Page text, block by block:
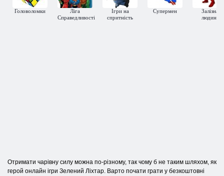
Головоломки
Ліга
Справедливості
Ігри на
спритність
Супермен
Залізна
людина
Отримати чарівну силу можна по-різному, так чому б не таким шляхом, як
герой онлайн ігри Зелений Ліхтар. Варто почати грати у безкоштовні